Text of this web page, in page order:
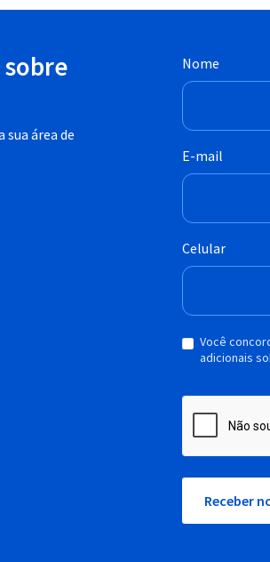
área de
Nome
E-mail
Celular
Você
adicionais
Receber